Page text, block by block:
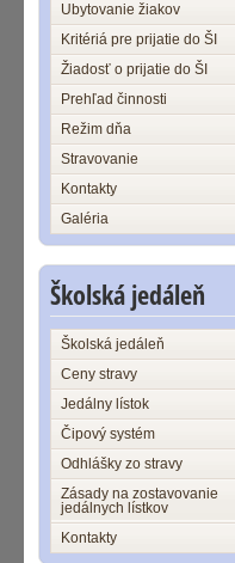
Ubytovanie žiakov
Kritériá pre prijatie do ŠI
Žiadosť o prijatie do ŠI
Prehľad činnosti
Režim dňa
Stravovanie
Kontakty
Galéria
Školská jedáleň
Školská jedáleň
Ceny stravy
Jedálny lístok
Čipový systém
Odhlášky zo stravy
Zásady na zostavovanie
jedálnych lístkov
Kontakty